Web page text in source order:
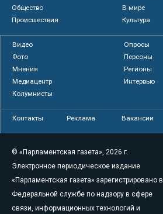
Общество
В мире
Происшествия
Культура
Видео
Опросы
Фото
Персоны
Мнения
Регионы
Медиацентр
Интервью
Колумнисты
Контакты Реклама Вакансии
© «Парламентская газета», 2026 г.
Электронное периодическое издание
«Парламентская газета» зарегистрировано в
Федеральной службе по надзору в сфере
связи, информационных технологий и